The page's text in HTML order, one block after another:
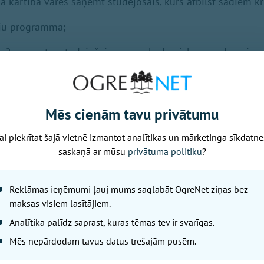
programmā;
semestra studējošajam nav akadēmisko parādu vai
vidējais aritmētiskais vērtējums par iepriekšējo
stipendijas saņēmējs apņemas turpmākos 2
ieguves vai 3 gadus pēc otrā līmeņa augstākās
kādā no novada izglītības iestādēm.
studējošajam, kura deklarētā dzīvesvieta ir
vai kurš ir ieguvis vidējo izglītību kādā no
šādas prioritātes:
aritmētiskais vērtējums;
sasniedzis bārenis vai bez vecāku gādības palicis
Mēs cienām tavu privātumu
piekrītat šajā vietnē izmantot analītikas un mārketinga
saskaņā ar mūsu privātuma politiku?
Reklāmas ieņēmumi ļauj mums saglabāt OgreNet ziņas bez
maksas visiem lasītājiem.
Analītika palīdz saprast, kuras tēmas tev ir svarīgas.
Mēs nepārdodam tavus datus trešajām pusēm.